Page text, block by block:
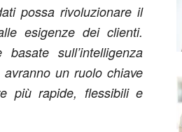
possa rivoluzionare il
esigenze dei clienti.
sull’intelligenza
un ruolo chiave
più rapide, flessibili e